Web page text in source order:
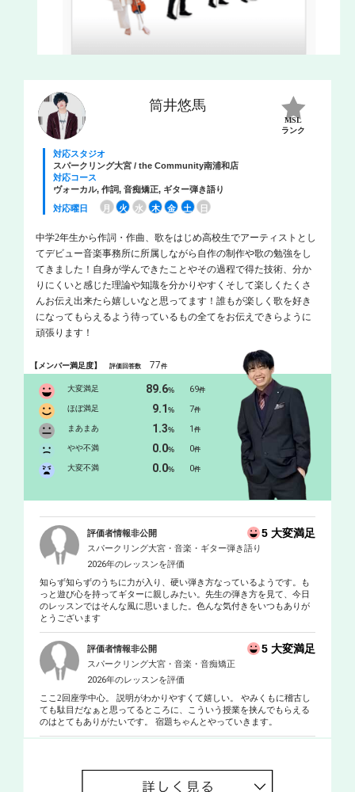
筒井悠馬
MSL
ランク
対応スタジオ
スパークリング大宮 / the Community南浦和店
対応コース
ヴォーカル, 作詞, 音痴矯正, ギター弾き語り
対応曜日
月 火 水 木 金 土 日
中学2年生から作詞・作曲、歌をはじめ高校生でアーティストとし
てデビュー音楽事務所に所属しながら自作の制作や歌の勉強をし
てきました！自身が学んできたことやその過程で得た技術、分か
りにくいと感じた理論や知識を分かりやすくそして楽しくたくさ
んお伝え出来たら嬉しいなと思ってます！誰もが楽しく歌を好き
になってもらえるよう待っているもの全てをお伝えできらように
頑張ります！
【メンバー満足度】評価回答数 77件
大変満足 89.6% 69件
ほぼ満足 9.1% 7件
まあまあ 1.3% 1件
やや不満 0.0% 0件
大変不満 0.0% 0件
評価者情報非公開 5 大変満足
スパークリング大宮・音楽・ギター弾き語り
2026年のレッスンを評価
知らず知らずのうちに力が入り、硬い弾き方なっているようです。も
っと遊び心を持ってギターに親しみたい。先生の弾き方を見て、今日
のレッスンではそんな風に思いました。色んな気付きをいつもありが
とうございます
評価者情報非公開 5 大変満足
スパークリング大宮・音楽・音痴矯正
2026年のレッスンを評価
ここ2回座学中心。 説明がわかりやすくて嬉しい。 やみくもに稽古し
ても駄目だなぁと思ってるところに、こういう授業を挟んでもらえる
のはとてもありがたいです。 宿題ちゃんとやっていきます。